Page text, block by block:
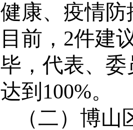
健康、疫情
目前，2件建
毕，代表、
达到100%。
（二）博山